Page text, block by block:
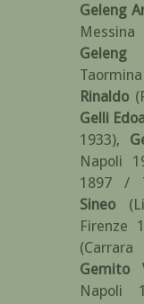
Geleng
Rinaldo
Gelli
1933),
Napoli
1897 /
Sineo
Firenze
Gemito
Napoli